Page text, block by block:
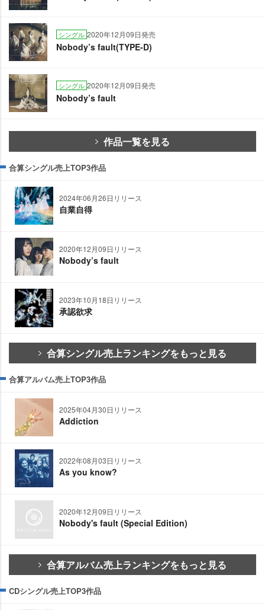
シングル 2020年12月09日発売
Nobody’s fault(TYPE-D)
シングル 2020年12月09日発売
Nobody’s fault
作品一覧を見る
合算シングル売上TOP3作品
2024年06月26日リリース
自業自得
2020年12月09日リリース
Nobody’s fault
2023年10月18日リリース
承認欲求
合算シングル売上ランキングをもっと見る
合算アルバム売上TOP3作品
2025年04月30日リリース
Addiction
2022年08月03日リリース
As you know?
2020年12月09日リリース
Nobody's fault (Special Edition)
合算アルバム売上ランキングをもっと見る
CDシングル売上TOP3作品